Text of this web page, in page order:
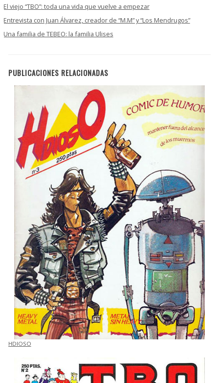
El viejo “TBO”: toda una vida que vuelve a empezar
Entrevista con Juan Álvarez, creador de “M.M” y “Los Mendrugos”
Una familia de TEBEO: la familia Ulises
PUBLICACIONES RELACIONADAS
HDIOSO